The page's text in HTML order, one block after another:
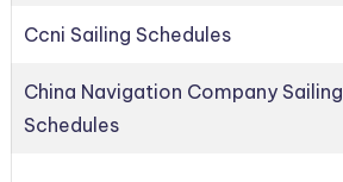
Ccni Sailing Schedules
China Navigation Company Sailing
Schedules